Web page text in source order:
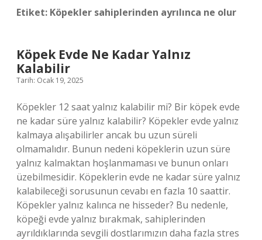
Etiket: Köpekler sahiplerinden ayrılınca ne olur
Köpek Evde Ne Kadar Yalnız
Kalabilir
Tarih: Ocak 19, 2025
Köpekler 12 saat yalnız kalabilir mi? Bir köpek evde
ne kadar süre yalnız kalabilir? Köpekler evde yalnız
kalmaya alışabilirler ancak bu uzun süreli
olmamalıdır. Bunun nedeni köpeklerin uzun süre
yalnız kalmaktan hoşlanmaması ve bunun onları
üzebilmesidir. Köpeklerin evde ne kadar süre yalnız
kalabileceği sorusunun cevabı en fazla 10 saattir.
Köpekler yalnız kalınca ne hisseder? Bu nedenle,
köpeği evde yalnız bırakmak, sahiplerinden
ayrıldıklarında sevgili dostlarımızın daha fazla stres